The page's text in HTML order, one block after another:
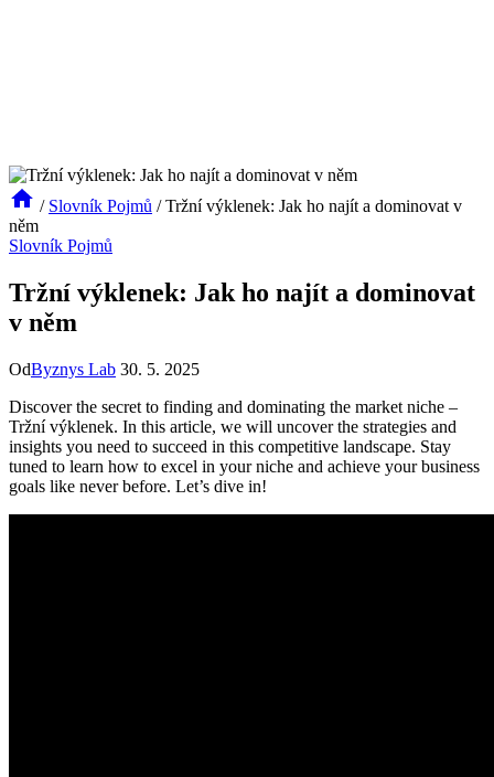
/ Slovník Pojmů / Tržní výklenek: Jak ho najít a dominovat v
něm
Slovník Pojmů
Tržní výklenek: Jak ho najít a dominovat
v něm
OdByznys Lab 30. 5. 2025
Discover the secret to finding and dominating the market niche –
Tržní výklenek. In this article, we will uncover the strategies and
insights you need to succeed in this competitive landscape. Stay
tuned to learn how to excel in your niche and achieve your business
goals like never before. Let’s dive in!